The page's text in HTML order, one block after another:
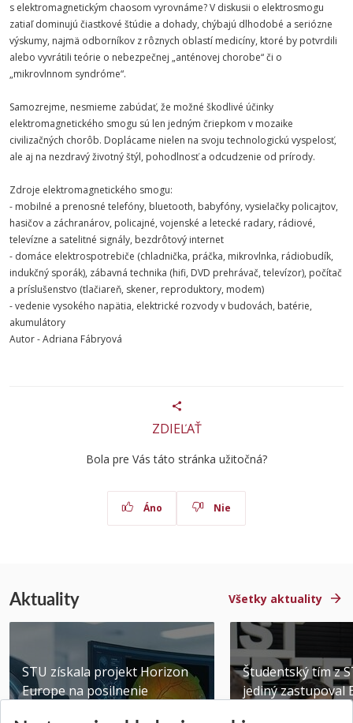
s elektromagnetickým chaosom vyrovnáme? V diskusii o elektrosmogu
zatiaľ dominujú čiastkové štúdie a dohady, chýbajú dlhodobé a seriózne
výskumy, najmä odborníkov z rôznych oblastí medicíny, ktoré by potvrdili
alebo vyvrátili teórie o nebezpečnej „anténovej chorobe“ či o
„mikrovlnnom syndróme“.
Samozrejme, nesmieme zabúdať, že možné škodlivé účinky
elektromagnetického smogu sú len jedným čriepkom v mozaike
civilizačných chorôb. Doplácame nielen na svoju technologickú vyspelosť,
ale aj na nezdravý životný štýl, pohodlnosť a odcudzenie od prírody.
Zdroje elektromagnetického smogu:
- mobilné a prenosné telefóny, bluetooth, babyfóny, vysielačky policajtov,
hasičov a záchranárov, policajné, vojenské a letecké radary, rádiové,
televízne a satelitné signály, bezdrôtový internet
- domáce elektrospotrebiče (chladnička, práčka, mikrovlnka, rádiobudík,
indukčný sporák), zábavná technika (hifi, DVD prehrávač, televízor), počítač
a príslušenstvo (tlačiareň, skener, reproduktory, modem)
- vedenie vysokého napätia, elektrické rozvody v budovách, batérie,
akumulátory
Autor - Adriana Fábryová
ZDIEĽAŤ
Bola pre Vás táto stránka užitočná?
Áno Nie
Aktuality Všetky aktuality
STU získala projekt Horizon
Europe na posilnenie
Študentský tím z
jediný zastupoval